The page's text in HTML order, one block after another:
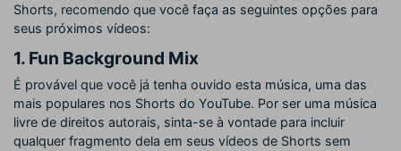
Shorts, recomendo que você faça as seguintes opções para
seus próximos vídeos:
1. Fun Background Mix
É provável que você já tenha ouvido esta música, uma das
mais populares nos Shorts do YouTube. Por ser uma música
livre de direitos autorais, sinta-se à vontade para incluir
qualquer fragmento dela em seus vídeos de Shorts sem